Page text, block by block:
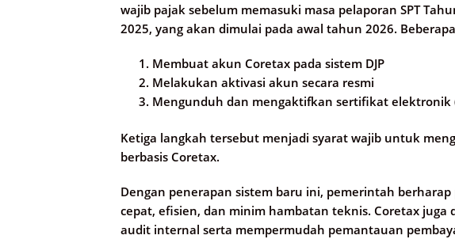
wajib pajak sebelum memasuki masa pelaporan SPT
2025, yang akan dimulai pada awal tahun 2026.
Membuat akun Coretax pada sistem DJP
Melakukan aktivasi akun secara resmi
Mengunduh dan mengaktifkan sertifikat elektronik
Ketiga langkah tersebut menjadi syarat wajib untuk
berbasis Coretax.
Dengan penerapan sistem baru ini, pemerintah
cepat, efisien, dan minim hambatan teknis. Coretax juga
audit internal serta mempermudah pemantauan